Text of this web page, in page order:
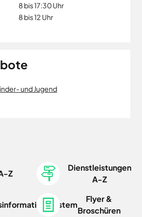
8 bis 17:30 Uhr
8 bis 12 Uhr
und Jugend
Z
Dienstleistungen
A-Z
Flyer &
Broschüren